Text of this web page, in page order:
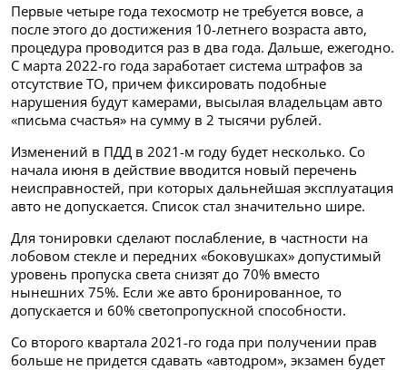
Первые четыре года техосмотр не требуется вовсе, а
после этого до достижения 10-летнего возраста авто,
процедура проводится раз в два года. Дальше, ежегодно.
С марта 2022-го года заработает система штрафов за
отсутствие ТО, причем фиксировать подобные
нарушения будут камерами, высылая владельцам авто
«письма счастья» на сумму в 2 тысячи рублей.
Изменений в ПДД в 2021-м году будет несколько. Со
начала июня в действие вводится новый перечень
неисправностей, при которых дальнейшая эксплуатация
авто не допускается. Список стал значительно шире.
Для тонировки сделают послабление, в частности на
лобовом стекле и передних «боковушках» допустимый
уровень пропуска света снизят до 70% вместо
нынешних 75%. Если же авто бронированное, то
допускается и 60% светопропускной способности.
Со второго квартала 2021-го года при получении прав
больше не придется сдавать «автодром», экзамен будет